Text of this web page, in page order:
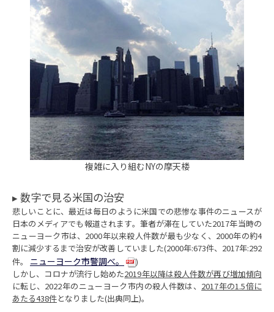
複雑に入り組むNYの摩天楼
▸ 数字で見る米国の治安
悲しいことに、最近は毎日のように米国での悲惨な事件のニュースが
日本のメディアでも報道されます。筆者が滞在していた2017年当時の
ニューヨーク市は、2000年以来殺人件数が最も少なく、2000年の約4
割に減少するまで治安が改善していました(2000年:673件、2017年:292
件。 ニューヨーク市警調べ。
)
しかし、コロナが流行し始めた2019年以降は殺人件数が再び増加傾向
に転じ、2022年のニューヨーク市内の殺人件数は、 2017年の1.5倍に
あたる438件となりました(出典同上)。